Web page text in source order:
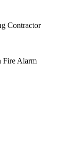
Contractor
Fire Alarm